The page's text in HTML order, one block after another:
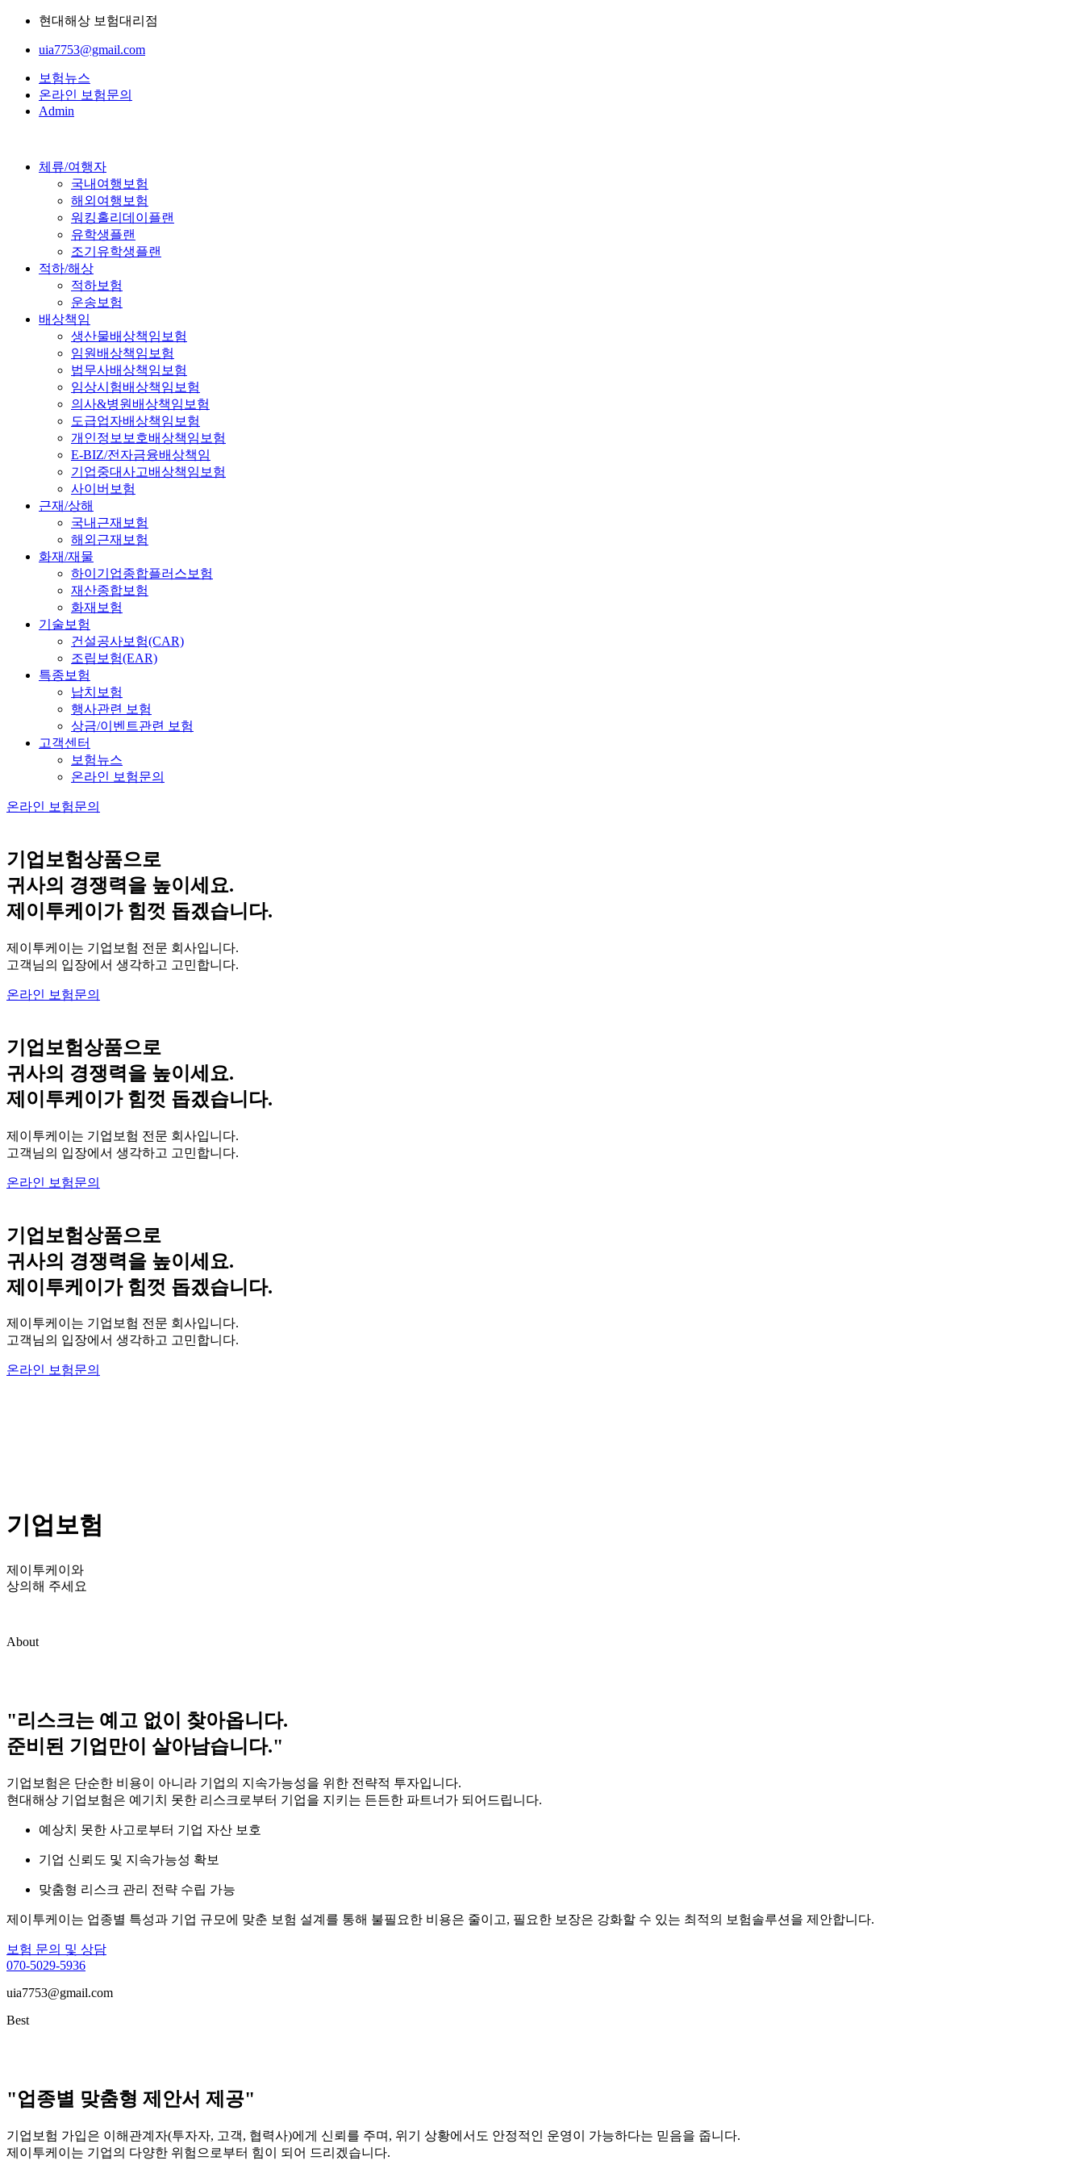
현대해상 보험대리점
uia7753@gmail.com
보험뉴스
온라인 보험문의
Admin
체류/여행자
국내여행보험
해외여행보험
워킹홀리데이플랜
유학생플랜
조기유학생플랜
적하/해상
적하보험
운송보험
배상책임
생산물배상책임보험
임원배상책임보험
법무사배상책임보험
임상시험배상책임보험
의사&병원배상책임보험
도급업자배상책임보험
개인정보보호배상책임보험
E-BIZ/전자금융배상책임
기업중대사고배상책임보험
사이버보험
근재/상해
국내근재보험
해외근재보험
화재/재물
하이기업종합플러스보험
재산종합보험
화재보험
기술보험
건설공사보험(CAR)
조립보험(EAR)
특종보험
납치보험
행사관련 보험
상금/이벤트관련 보험
고객센터
보험뉴스
온라인 보험문의
온라인 보험문의
기업보험상품으로
귀사의 경쟁력을 높이세요.
제이투케이가 힘껏 돕겠습니다.
제이투케이는 기업보험 전문 회사입니다.
고객님의 입장에서 생각하고 고민합니다.
온라인 보험문의
기업보험상품으로
귀사의 경쟁력을 높이세요.
제이투케이가 힘껏 돕겠습니다.
제이투케이는 기업보험 전문 회사입니다.
고객님의 입장에서 생각하고 고민합니다.
온라인 보험문의
기업보험상품으로
귀사의 경쟁력을 높이세요.
제이투케이가 힘껏 돕겠습니다.
제이투케이는 기업보험 전문 회사입니다.
고객님의 입장에서 생각하고 고민합니다.
온라인 보험문의
기업보험
제이투케이와
상의해 주세요
About
"리스크는 예고 없이 찾아옵니다.
준비된 기업만이 살아남습니다."
기업보험은 단순한 비용이 아니라 기업의 지속가능성을 위한 전략적 투자입니다.
현대해상 기업보험은 예기치 못한 리스크로부터 기업을 지키는 든든한 파트너가 되어드립니다.
예상치 못한 사고로부터 기업 자산 보호
기업 신뢰도 및 지속가능성 확보
맞춤형 리스크 관리 전략 수립 가능
제이투케이는 업종별 특성과 기업 규모에 맞춘 보험 설계를 통해 불필요한 비용은 줄이고, 필요한 보장은 강화할 수 있는 최적의 보험솔루션을 제안합니다.
보험 문의 및 상담
070-5029-5936
uia7753@gmail.com
Best
"업종별 맞춤형 제안서 제공"
기업보험 가입은 이해관계자(투자자, 고객, 협력사)에게 신뢰를 주며, 위기 상황에서도 안정적인 운영이 가능하다는 믿음을 줍니다.
제이투케이는 기업의 다양한 위험으로부터 힘이 되어 드리겠습니다.